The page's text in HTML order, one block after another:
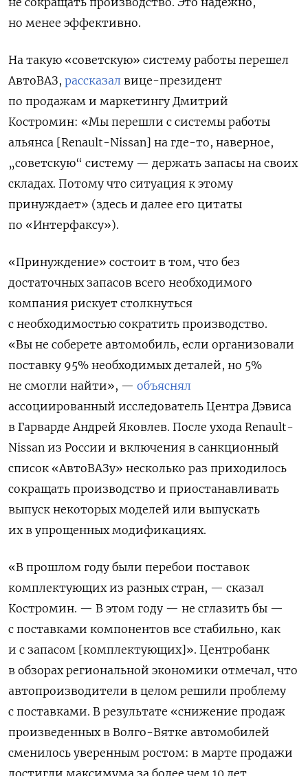
но менее эффективно.
На такую «советскую» систему работы перешел
АвтоВАЗ, рассказал вице-президент
по продажам и маркетингу Дмитрий
Костромин: «Мы перешли с системы работы
альянса [Renault-Nissan] на где-то, наверное,
„советскую“ систему — держать запасы на своих
складах. Потому что ситуация к этому
принуждает» (здесь и далее его цитаты
по «Интерфаксу»).
«Принуждение» состоит в том, что без
достаточных запасов всего необходимого
компания рискует столкнуться
с необходимостью сократить производство.
«Вы не соберете автомобиль, если организовали
поставку 95% необходимых деталей, но 5%
не смогли найти», — объяснял
ассоциированный исследователь Центра Дэвиса
в Гарварде Андрей Яковлев. После ухода Renault-
Nissan из России и включения в санкционный
список «АвтоВАЗу» несколько раз приходилось
сокращать производство и приостанавливать
выпуск некоторых моделей или выпускать
их в упрощенных модификациях.
«В прошлом году были перебои поставок
комплектующих из разных стран, — сказал
Костромин. — В этом году — не сглазить бы —
с поставками компонентов все стабильно, как
и с запасом [комплектующих]». Центробанк
в обзорах региональной экономики отмечал, что
автопроизводители в целом решили проблему
с поставками. В результате «снижение продаж
произведенных в Волго-Вятке автомобилей
сменилось уверенным ростом: в марте продажи